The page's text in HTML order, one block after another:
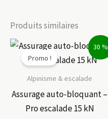
Produits similaires
30 %
Promo !
Alpinisme & escalade
Assurage auto-bloquant –
Pro escalade 15 kN